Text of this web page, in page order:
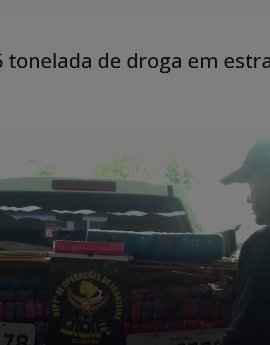
tonelada de droga em